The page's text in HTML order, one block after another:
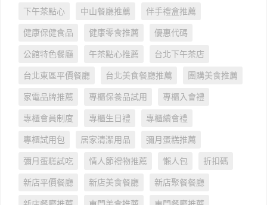
下午茶點心 中山餐廳推薦 伴手禮盒推薦
健康保健食品 健康零食推薦 優惠代碼
公館特色餐廳 午茶點心推薦 台北下午茶店
台北東區平價餐廳 台北美食餐廳推薦 團購美食推薦
家電品牌推薦 專櫃保養品試用 專櫃入會禮
專櫃會員制度 專櫃生日禮 專櫃續會禮
專櫃試用包 居家清潔用品 彌月蛋糕推薦
彌月蛋糕試吃 情人節禮物推薦 懶人包 折扣碼
新店平價餐廳 新店美食餐廳 新店聚餐餐廳